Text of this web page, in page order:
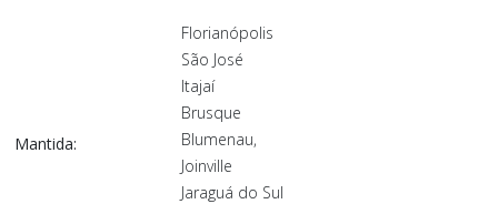
Mantida:
Florianópolis
São José
Itajaí
Brusque
Blumenau,
Joinville
Jaraguá do Sul